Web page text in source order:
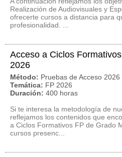
Realización de Audiovisuales y
ofrecerte cursos a distancia para
profesionalidad. ...
Acceso a Ciclos
2026
Método: Pruebas de Acceso 2026
Temática: FP 2026
Duración: 400 horas
Si te interesa la metodología de
reflejamos los contenidos que
a Ciclos Formativos FP de Grado
cursos presenc...